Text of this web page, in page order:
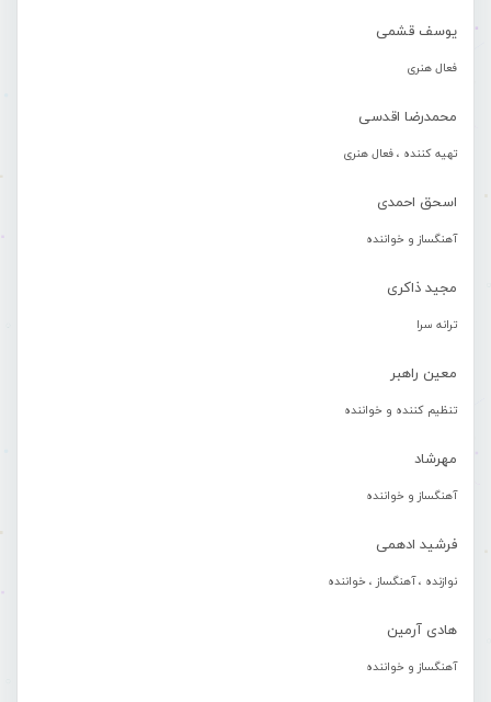
یوسف قشمی
فعال هنری
محمدرضا اقدسی
تهیه کننده ، فعال هنری
اسحق احمدی
آهنگساز و خواننده
مجید ذاکری
ترانه سرا
معین راهبر
تنظیم کننده و خواننده
مهرشاد
آهنگساز و خواننده
فرشید ادهمی
نوازنده ، آهنگساز ، خواننده
هادی آرمین
آهنگساز و خواننده